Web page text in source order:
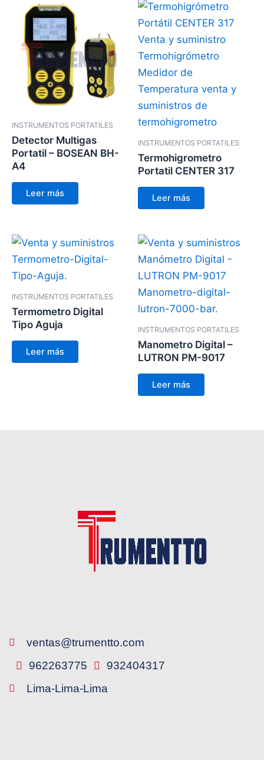
INSTRUMENTOS PORTATILES
Detector Multigas
Portatil – BOSEAN BH-
A4
Leer más
INSTRUMENTOS PORTATILES
Termohigrometro
Portatil CENTER 317
Leer más
INSTRUMENTOS PORTATILES
Termometro Digital
Tipo Aguja
Leer más
INSTRUMENTOS PORTATILES
Manometro Digital –
LUTRON PM-9017
Leer más
ventas@trumentto.com
962263775
932404317
Lima-Lima-Lima